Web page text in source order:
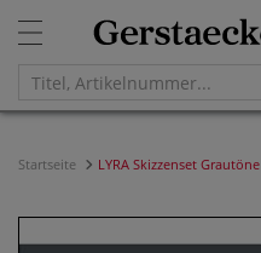
Startseite LYRA Skizzenset Grautöne